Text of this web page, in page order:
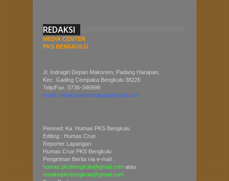
REDAKSI
MEDIA CENTER
PKS BENGKULU
Jl. Indragiri Depan Makorem, Padang Harapan,
Kec. Gading Cempaka Bengkulu 38226
Telp/Fax. 0736-346998
email: redaksipksbengkulu@gmail.com
Pemred: Ka. Humas PKS Bengkulu
Editing : Humas Crue
Reporter Lapangan:
Humas Crue PKS Bengkulu
Pengiriman Berita via e-mail :
humas.pksbengkulu@gmail.com atau
redaksipksbengkulu@gmail.com